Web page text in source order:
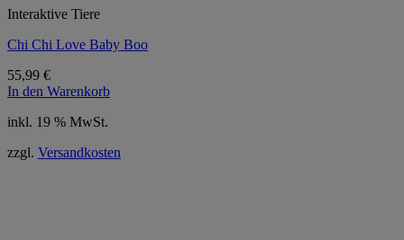
Interaktive Tiere
Chi Chi Love Baby Boo
55,99 €
In den Warenkorb
inkl. 19 % MwSt.
zzgl. Versandkosten